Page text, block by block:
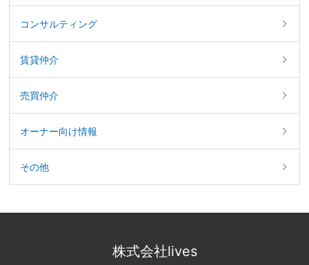
コンサルティング
賃貸仲介
売買仲介
オーナー向け情報
その他
株式会社lives